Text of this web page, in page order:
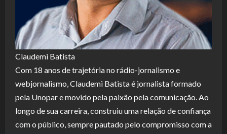
Claudemi Batista
Com 18 anos de trajetória no rádio-jornalismo e
webjornalismo, Claudemi Batista é jornalista formado
pela Unopar e movido pela paixão pela comunicação. Ao
longo de sua carreira, construiu uma relação de confiança
com o público, sempre pautado pelo compromisso com a